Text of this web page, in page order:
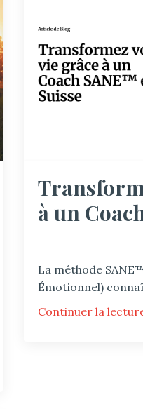
à un
La méthode
Émotionnel)
Continuer la